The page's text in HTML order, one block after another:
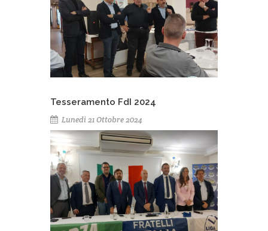
Tesseramento FdI 2024
Lunedì 21 Ottobre 2024